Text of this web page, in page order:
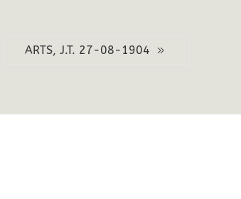
ARTS, J.T. 27-08-1904